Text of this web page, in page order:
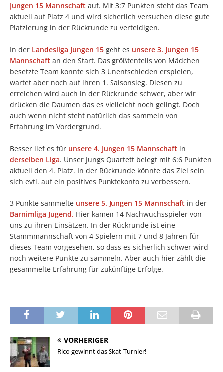
Jungen 15 Mannschaft auf. Mit 3:7 Punkten steht das Team
aktuell auf Platz 4 und wird sicherlich versuchen diese gute
Platzierung in der Rückrunde zu verteidigen.
In der Landesliga Jungen 15 geht es unsere 3. Jungen 15
Mannschaft an den Start. Das größtenteils von Mädchen
besetzte Team konnte sich 3 Unentschieden erspielen,
wartet aber noch auf ihren 1. Saisonsieg. Diesen zu
erreichen wird auch in der Rückrunde schwer, aber wir
drücken die Daumen das es vielleicht noch gelingt. Doch
auch wenn nicht steht natürlich das sammeln von
Erfahrung im Vordergrund.
Besser lief es für unsere 4. Jungen 15 Mannschaft in
derselben Liga. Unser Jungs Quartett belegt mit 6:6 Punkten
aktuell den 4. Platz. In der Rückrunde könnte das Ziel sein
sich evtl. auf ein positives Punktekonto zu verbessern.
3 Punkte sammelte unsere 5. Jungen 15 Mannschaft in der
Barnimliga Jugend. Hier kamen 14 Nachwuchsspieler von
uns zu ihren Einsätzen. In der Rückrunde ist eine
Stammmannschaft von 4 Spielern mit 7 und 8 Jahren für
dieses Team vorgesehen, so dass es sicherlich schwer wird
noch weitere Punkte zu sammeln. Aber auch hier zählt die
gesammelte Erfahrung für zukünftige Erfolge.
VORHERIGER
Rico gewinnt das Skat-Turnier!